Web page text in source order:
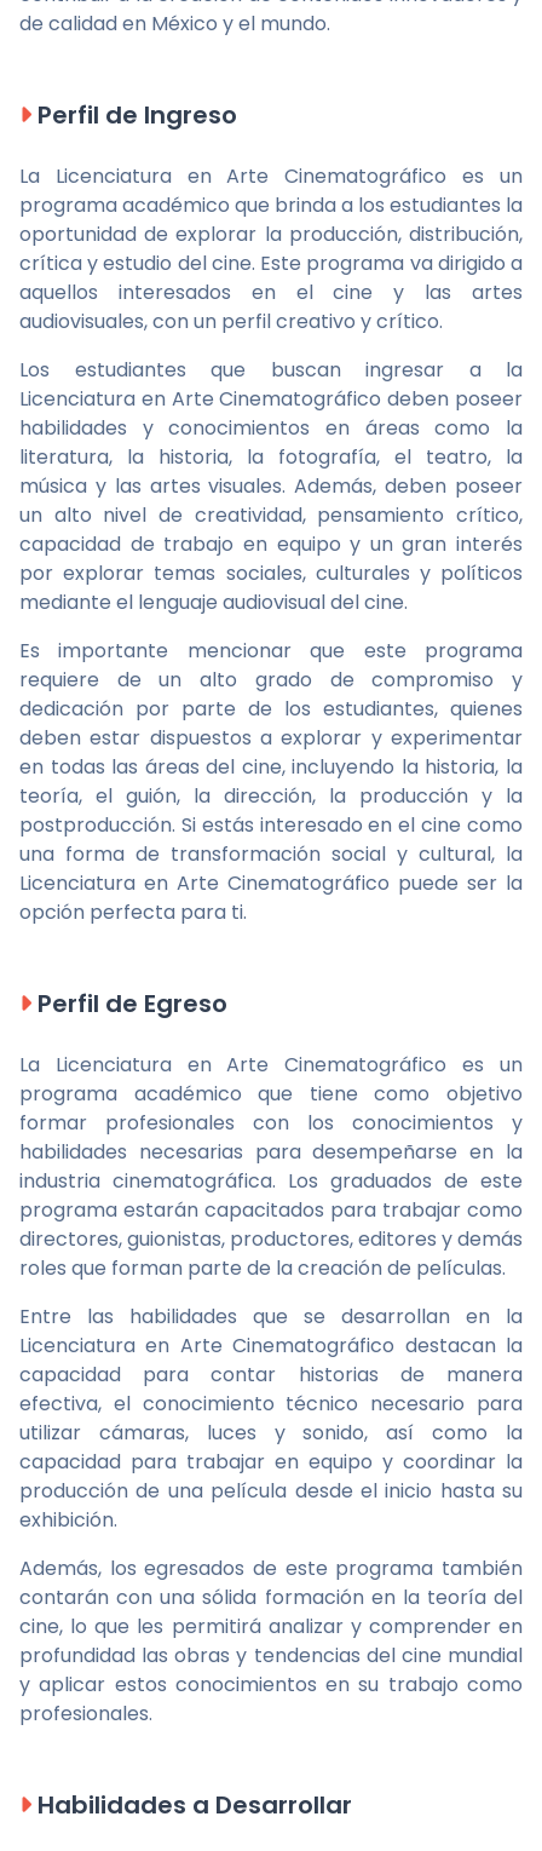
de calidad en México y el mundo.
Perfil de Ingreso
La Licenciatura en Arte Cinematográfico es un
programa académico que brinda a los estudiantes la
oportunidad de explorar la producción, distribución,
crítica y estudio del cine. Este programa va dirigido a
aquellos interesados en el cine y las artes
audiovisuales, con un perfil creativo y crítico.
Los estudiantes que buscan ingresar a la
Licenciatura en Arte Cinematográfico deben poseer
habilidades y conocimientos en áreas como la
literatura, la historia, la fotografía, el teatro, la
música y las artes visuales. Además, deben poseer
un alto nivel de creatividad, pensamiento crítico,
capacidad de trabajo en equipo y un gran interés
por explorar temas sociales, culturales y políticos
mediante el lenguaje audiovisual del cine.
Es importante mencionar que este programa
requiere de un alto grado de compromiso y
dedicación por parte de los estudiantes, quienes
deben estar dispuestos a explorar y experimentar
en todas las áreas del cine, incluyendo la historia, la
teoría, el guión, la dirección, la producción y la
postproducción. Si estás interesado en el cine como
una forma de transformación social y cultural, la
Licenciatura en Arte Cinematográfico puede ser la
opción perfecta para ti.
Perfil de Egreso
La Licenciatura en Arte Cinematográfico es un
programa académico que tiene como objetivo
formar profesionales con los conocimientos y
habilidades necesarias para desempeñarse en la
industria cinematográfica. Los graduados de este
programa estarán capacitados para trabajar como
directores, guionistas, productores, editores y demás
roles que forman parte de la creación de películas.
Entre las habilidades que se desarrollan en la
Licenciatura en Arte Cinematográfico destacan la
capacidad para contar historias de manera
efectiva, el conocimiento técnico necesario para
utilizar cámaras, luces y sonido, así como la
capacidad para trabajar en equipo y coordinar la
producción de una película desde el inicio hasta su
exhibición.
Además, los egresados de este programa también
contarán con una sólida formación en la teoría del
cine, lo que les permitirá analizar y comprender en
profundidad las obras y tendencias del cine mundial
y aplicar estos conocimientos en su trabajo como
profesionales.
Habilidades a Desarrollar